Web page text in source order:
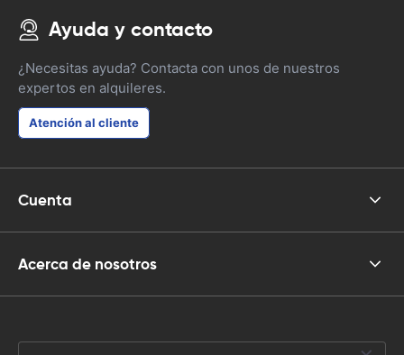
Ayuda y contacto
¿Necesitas ayuda? Contacta con unos de nuestros
expertos en alquileres.
Atención al cliente
Cuenta
Acerca de nosotros